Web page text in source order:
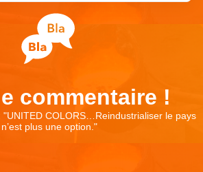
commentaire !
"UNITED COLORS…Reindustrialiser le pays
n’est plus une option. "